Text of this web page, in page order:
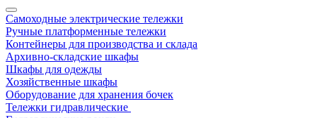
Самоходные электрические тележки
Ручные платформенные тележки
Контейнеры для производства и склада
Архивно-складские шкафы
Шкафы для одежды
Хозяйственные шкафы
Оборудование для хранения бочек
Тележки гидравлические